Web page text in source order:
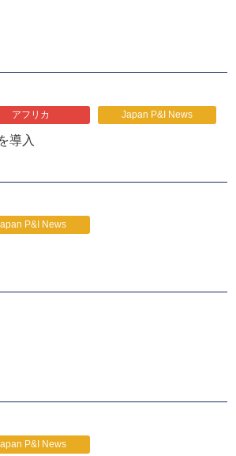
アフリカ Japan P&I News
導入
P&I News
P&I News